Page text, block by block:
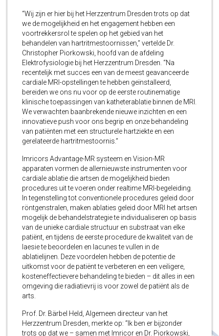
“Wij zijn er hier bij het Herzzentrum Dresden trots op dat
we de mogelijkheid en het engagement hebben een
voortrekkersrol te spelen op het gebied van het
behandelen van hartritmestoornissen,” vertelde Dr.
Christopher Piorkowski, hoofd van de afdeling
Elektrofysiologie bij het Herzzentrum Dresden. “Na
recentelijk met succes een van de meest geavanceerde
cardiale MRI-opstellingen te hebben geïnstalleerd,
bereiden we ons nu voor op de eerste routinematige
klinische toepassingen van katheterablatie binnen de MRI.
We verwachten baanbrekende nieuwe inzichten en een
innovatieve push voor ons begrip en onze behandeling
van patiënten met een structurele hartziekte en een
gerelateerde hartritmestoornis.”
Imricors Advantage-MR systeem en Vision-MR
apparaten vormen de allernieuwste instrumenten voor
cardiale ablatie die artsen de mogelijkheid bieden
procedures uit te voeren onder realtime MRI-begeleiding.
In tegenstelling tot conventionele procedures geleid door
röntgenstralen, maken ablaties geleid door MRI het artsen
mogelijk de behandelstrategie te individualiseren op basis
van de unieke cardiale structuur en substraat van elke
patiënt, en tijdens de eerste procedure de kwaliteit van de
laesie te beoordelen en lacunes te vullen in de
ablatielijnen. Deze voordelen hebben de potentie de
uitkomst voor de patiënt te verbeteren en een veiligere,
kosteneffectievere behandeling te bieden – dit alles in een
omgeving die radiatievrij is voor zowel de patiënt als de
arts.
Prof. Dr. Bärbel Held, Algemeen directeur van het
Herzzentrum Dresden, merkte op: “Ik ben er bijzonder
trots op dat we – samen met Imricor en Dr. Piorkowski,